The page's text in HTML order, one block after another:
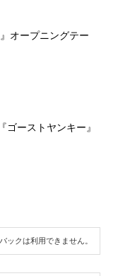
オープニングテー
ゴーストヤンキー』
ックは利用できません。